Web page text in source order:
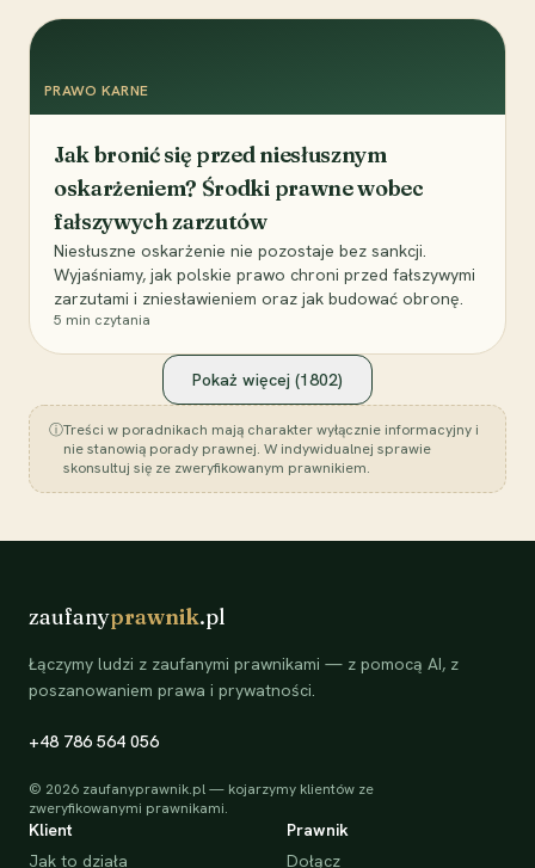
PRAWO KARNE
Jak bronić się przed niesłusznym
oskarżeniem? Środki prawne wobec
fałszywych zarzutów
Niesłuszne oskarżenie nie pozostaje bez sankcji.
Wyjaśniamy, jak polskie prawo chroni przed fałszywymi
zarzutami i zniesławieniem oraz jak budować obronę.
5 min czytania
Pokaż więcej (1802)
ⓘTreści w poradnikach mają charakter wyłącznie informacyjny i
nie stanowią porady prawnej. W indywidualnej sprawie
skonsultuj się ze zweryfikowanym prawnikiem.
zaufanyprawnik.pl
Łączymy ludzi z zaufanymi prawnikami — z pomocą AI, z
poszanowaniem prawa i prywatności.
+48 786 564 056
© 2026 zaufanyprawnik.pl — kojarzymy klientów ze
zweryfikowanymi prawnikami.
Klient
Jak to działa
Prawnik
Dołącz